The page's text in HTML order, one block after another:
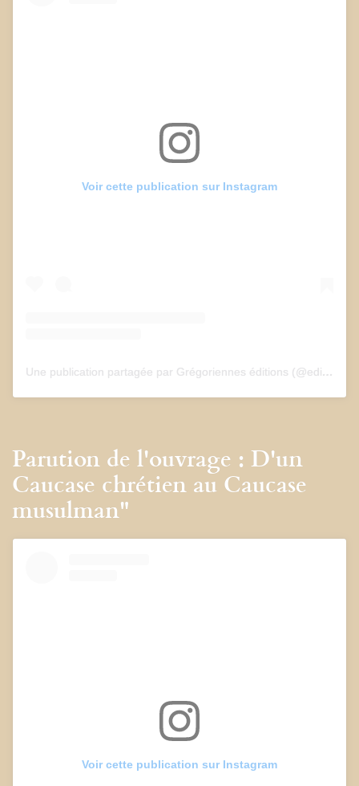
Voir cette publication sur Instagram
Une publication partagée par Grégoriennes éditions (@edition_gregoriennes)
Parution de l'ouvrage : D'un
Caucase chrétien au Caucase
musulman"
Voir cette publication sur Instagram